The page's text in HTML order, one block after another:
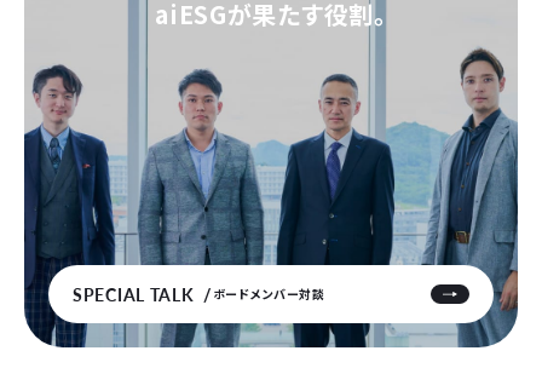
aiESGが果たす役割。
SPECIAL TALK ボードメンバー対談